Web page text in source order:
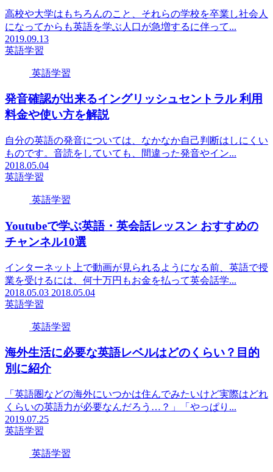
高校や大学はもちろんのこと、それらの学校を卒業し社会人
になってからも英語を学ぶ人口が急増するに伴って...
2019.09.13
英語学習
英語学習
発音確認が出来るイングリッシュセントラル 利用
料金や使い方を解説
自分の英語の発音については、なかなか自己判断はしにくい
ものです。音読をしていても、間違った発音やイン...
2018.05.04
英語学習
英語学習
Youtubeで学ぶ英語・英会話レッスン おすすめの
チャンネル10選
インターネット上で動画が見られるようになる前、英語で授
業を受けるには、何十万円もお金を払って英会話学...
2018.05.03 2018.05.04
英語学習
英語学習
海外生活に必要な英語レベルはどのくらい？目的
別に紹介
「英語圏などの海外にいつかは住んでみたいけど実際はどれ
くらいの英語力が必要なんだろう…？」「やっぱり...
2019.07.25
英語学習
英語学習